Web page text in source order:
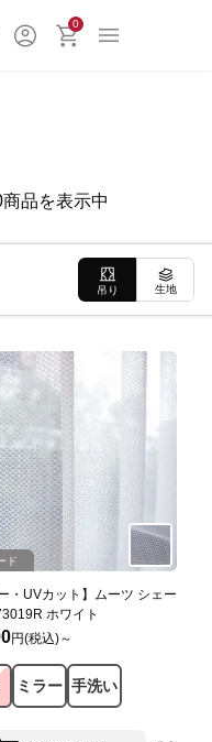
0
品を表示中
吊り 生地
ド
・UVカット】ムーツ シェー
ホワイト
円(税込)～
ミラー 手洗い